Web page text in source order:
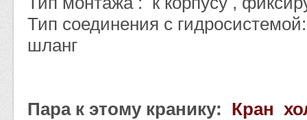
Тип соединения с
шланг
Пара к этому кранику: Кран